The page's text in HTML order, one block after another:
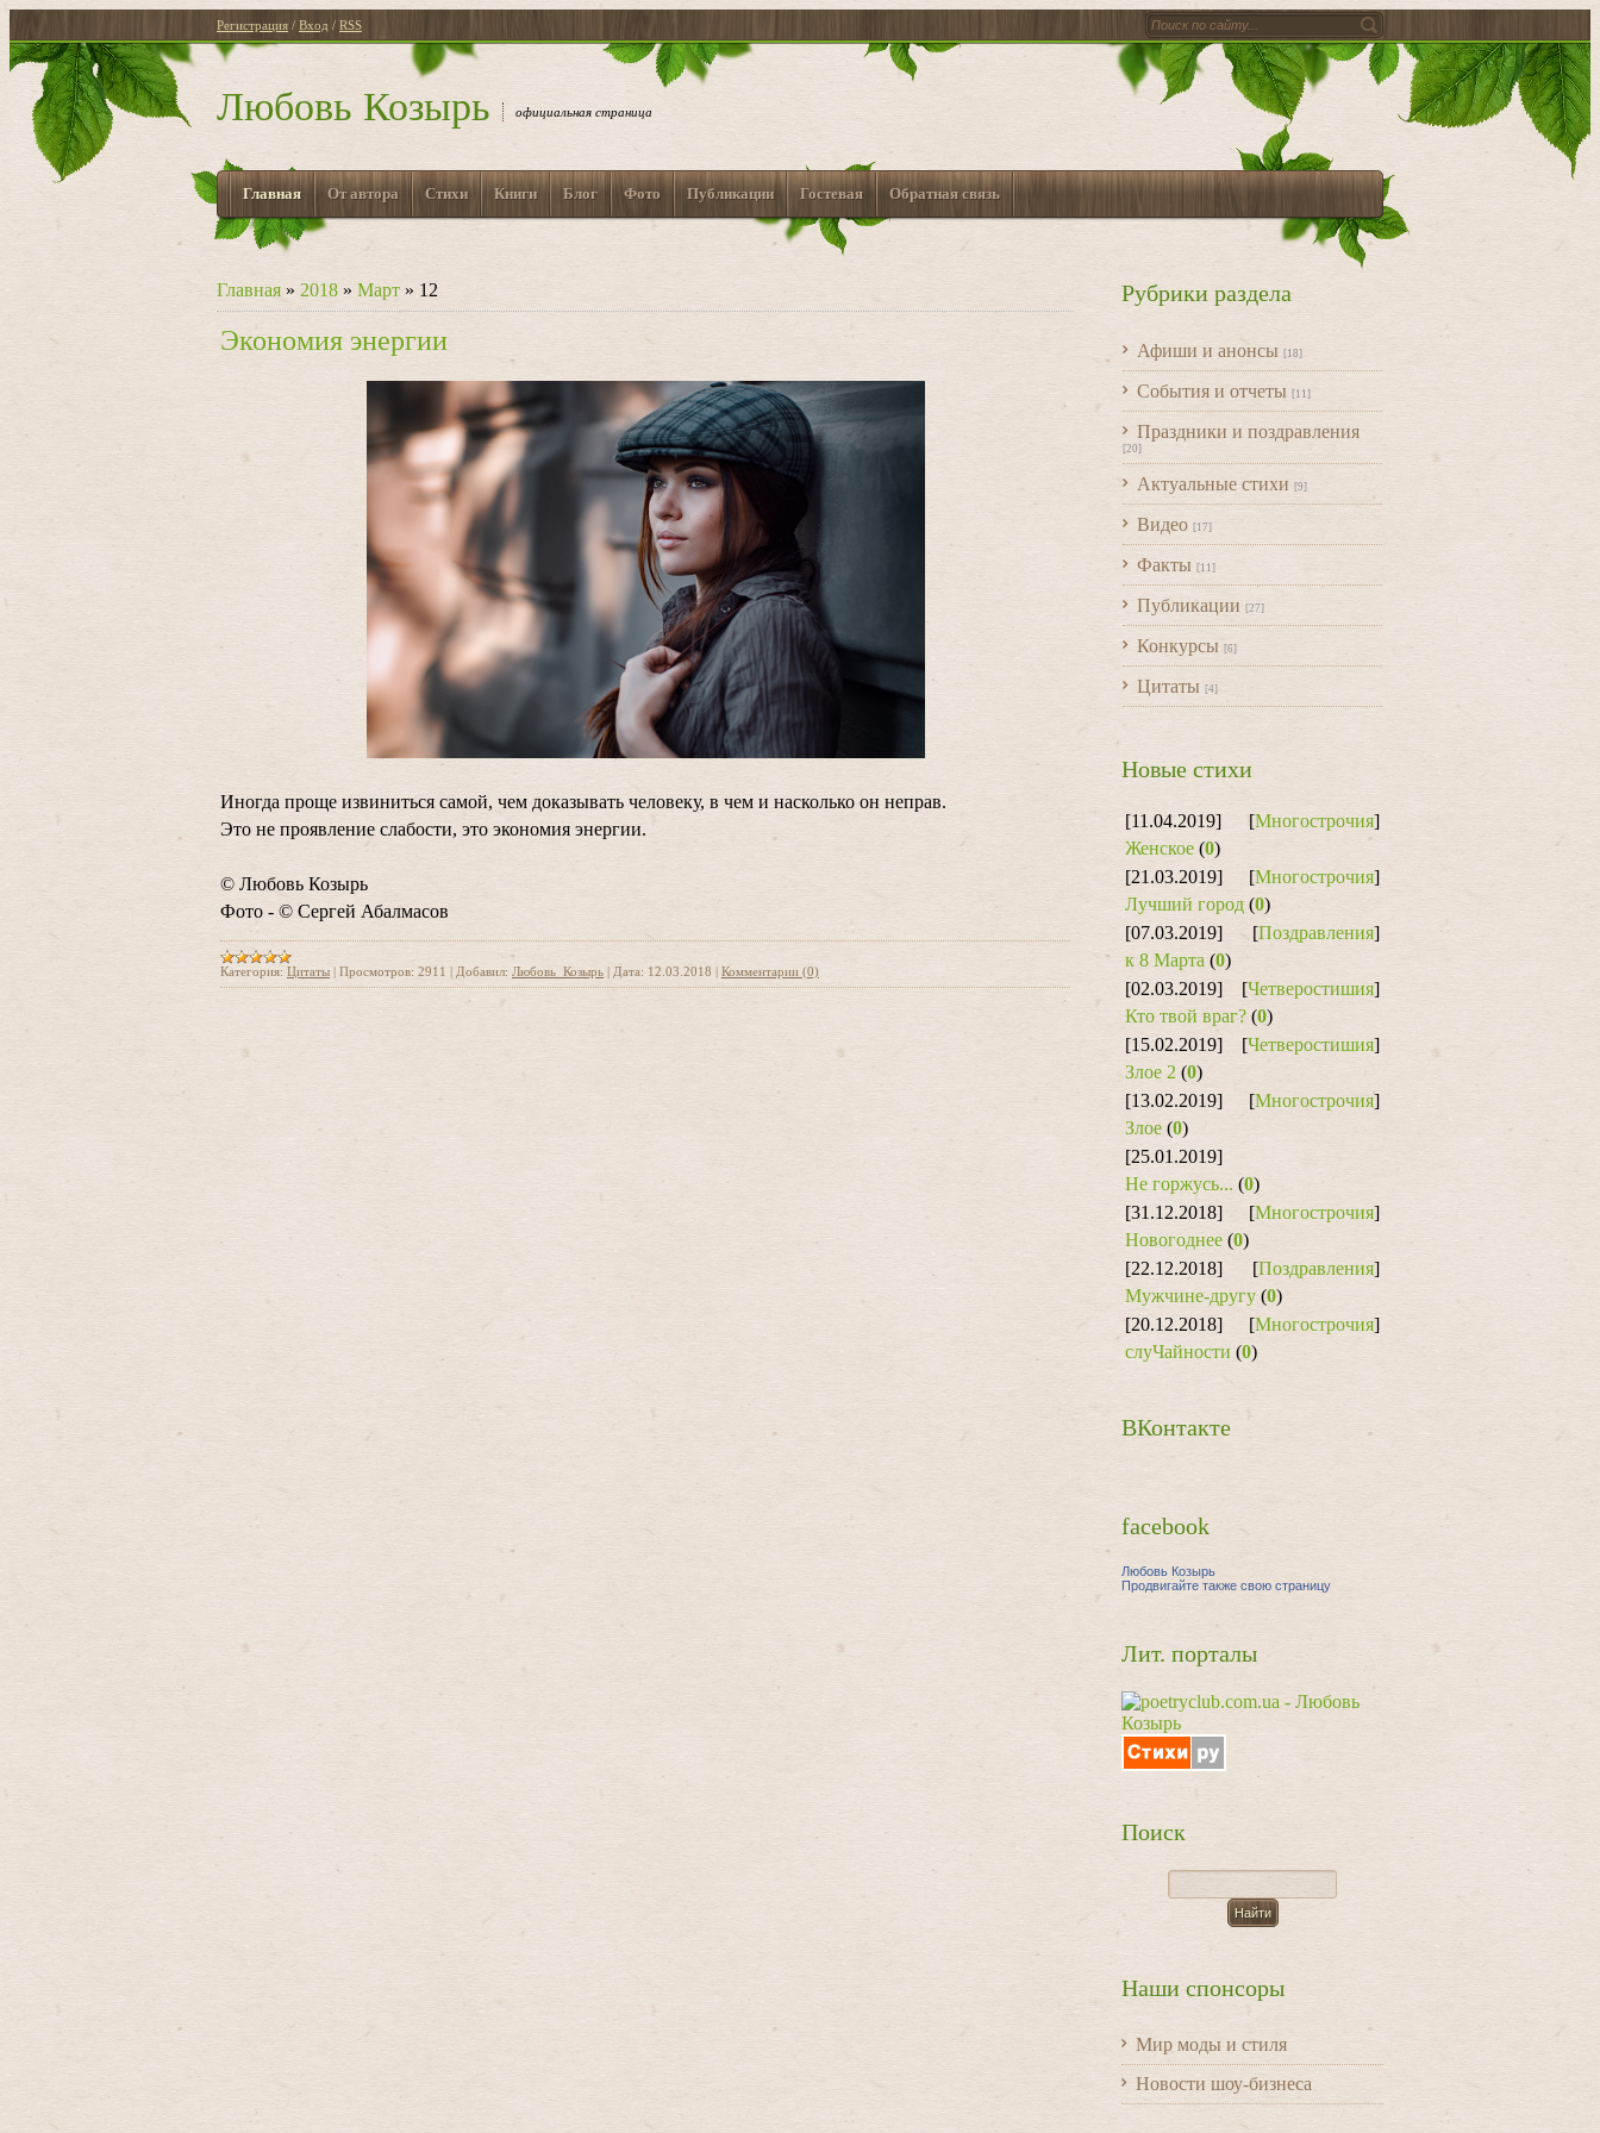
Регистрация / Вход / RSS
Любовь Козырь официальная страница
Главная От автора Стихи Книги Блог Фото Публикации Гостевая Обратная связь
Главная » 2018 » Март » 12
Экономия энергии
Иногда проще извиниться самой, чем доказывать человеку, в чем и насколько он неправ.
Это не проявление слабости, это экономия энергии.
© Любовь Козырь
Фото - © Сергей Абалмасов
Категория: Цитаты | Просмотров: 2911 | Добавил: Любовь_Козырь | Дата: 12.03.2018 | Комментарии (0)
Рубрики раздела
Афиши и анонсы [18]
События и отчеты [11]
Праздники и поздравления
[20]
Актуальные стихи [9]
Видео [17]
Факты [11]
Публикации [27]
Конкурсы [6]
Цитаты [4]
Новые стихи
[11.04.2019] [Многострочия]
Женское (0)
[21.03.2019]
[Многострочия]
Лучший город (0)
[07.03.2019]
[Поздравления]
к 8 Марта (0)
[02.03.2019]
[Четверостишия]
Кто твой враг? (0)
[15.02.2019]
[Четверостишия]
Злое 2 (0)
[13.02.2019]
[Многострочия]
Злое (0)
[25.01.2019]
Не горжусь... (0)
[31.12.2018]
[Многострочия]
Новогоднее (0)
[22.12.2018]
[Поздравления]
Мужчине-другу (0)
[20.12.2018]
[Многострочия]
слуЧайности (0)
ВКонтакте
facebook
Любовь Козырь
Продвигайте также свою страницу
Лит. порталы
Поиск
Наши спонсоры
Мир моды и стиля
Новости шоу-бизнеса